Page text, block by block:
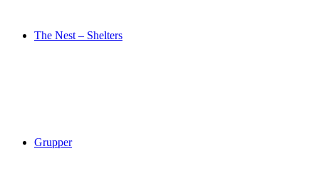
The Nest – Shelters
Grupper